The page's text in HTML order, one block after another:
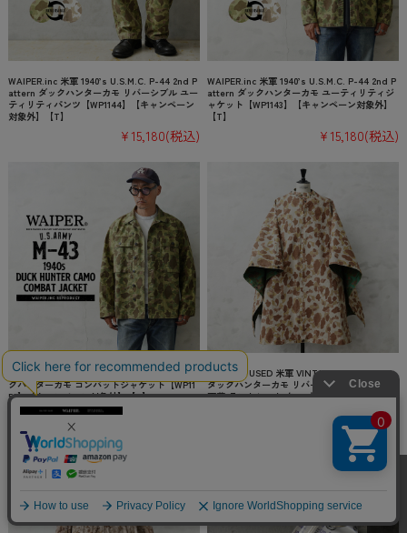
WAIPER.inc 米軍 1940’s U.S.M.C. P-44 2nd P
attern ダックハンターカモ リバーシブル ユー
ティリティパンツ【WP1144】【キャンペーン
対象外】【T】
¥15,180(税込)
WAIPER.inc 米軍 1940’s U.S.M.C. P-44 2nd P
attern ダックハンターカモ ユーティリティジ
ャケット【WP1143】【キャンペーン対象外】
【T】
¥15,180(税込)
WAIPER.inc 米軍 1940’s U.S.ARMY M-43 ダッ
クハンターカモ コンバットジャケット【WP11
50】【キャンペーン対象外】【T】
¥15,180
希少 実物 USED 米軍 VINTAGE 1940’s WW II
ダックハンターカモ リバーシブル ポンチョ /
軍幕 テントシート タープ【キャンペーン対象
¥33,000(税込)